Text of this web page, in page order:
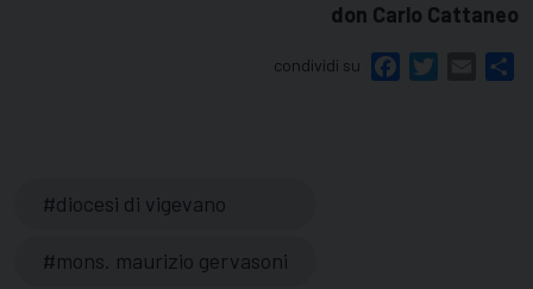
don Carlo Cattaneo
condividi su FacebookTwitterEmail
diocesi di vigevano
mons. maurizio gervasoni